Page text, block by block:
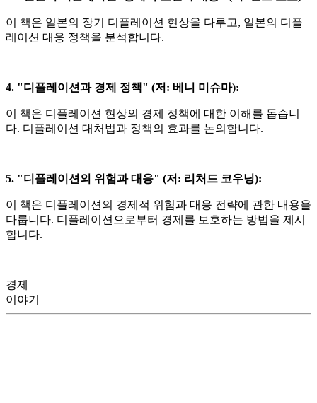
이 책은 일본의 장기 디플레이션 현상을 다루고, 일본의 디플
레이션 대응 정책을 분석합니다.
4. "디플레이션과 경제 정책" (저 : 베니 미슈마):
이 책은 디플레이션 현상의 경제 정책에 대한 이해를 돕습니
다. 디플레이션 대처법과 정책의 효과를 논의합니다.
5. "디플레이션의 위험과 대응" (저 : 리처드 코우닝):
이 책은 디플레이션의 경제적 위험과 대응 전략에 관한 내용을
다룹니다. 디플레이션으로부터 경제를 보호하는 방법을 제시
합니다.
경제
이야기